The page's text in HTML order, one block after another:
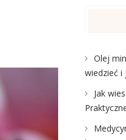
Olej
wiedzieć i
Jak